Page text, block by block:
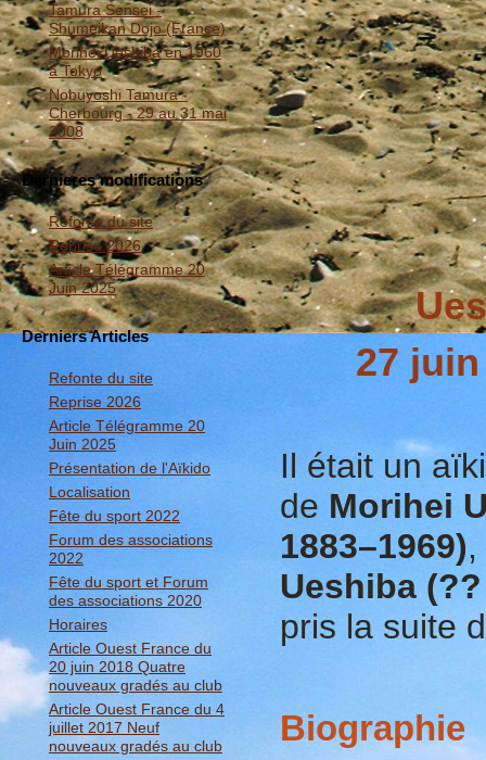
Tamura Sensei -
Shumeikan Dojo (France)
Morihei Ueshiba en 1960
à Tokyo
Nobuyoshi Tamura -
Cherbourg - 29 au 31 mai
2008
Dernieres modifications
Refonte du site
Reprise 2026
Article Télégramme 20
Juin 2025
Derniers Articles
Refonte du site
Reprise 2026
Article Télégramme 20
Juin 2025
Présentation de l'Aïkido
Localisation
Fête du sport 2022
Forum des associations
2022
Fête du sport et Forum
des associations 2020
Horaires
Article Ouest France du
20 juin 2018 Quatre
nouveaux gradés au club
Article Ouest France du 4
juillet 2017 Neuf
nouveaux gradés au club
27
Il était un
de Morihei
1883–1969)
Ueshiba
pris la suite
Biographie